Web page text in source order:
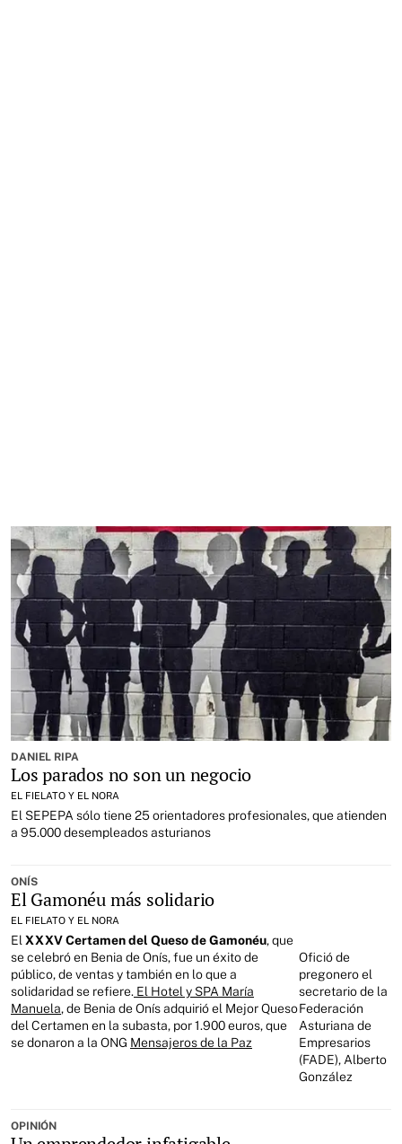
DANIEL RIPA
Los parados no son un negocio
EL FIELATO Y EL NORA
El SEPEPA sólo tiene 25 orientadores profesionales, que atienden
a 95.000 desempleados asturianos
ONÍS
El Gamonéu más solidario
EL FIELATO Y EL NORA
El XXXV Certamen del Queso de Gamonéu, que
se celebró en Benia de Onís, fue un éxito de
público, de ventas y también en lo que a
solidaridad se refiere. El Hotel y SPA María
Manuela, de Benia de Onís adquirió el Mejor Queso
del Certamen en la subasta, por 1.900 euros, que
se donaron a la ONG Mensajeros de la Paz
Ofició de
pregonero el
secretario de la
Federación
Asturiana de
Empresarios
(FADE), Alberto
González
OPINIÓN